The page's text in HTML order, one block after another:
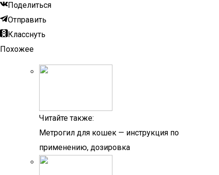
Поделиться
Отправить
Класснуть
Похожее
Читайте также:
Метрогил для кошек — инструкция по
применению, дозировка